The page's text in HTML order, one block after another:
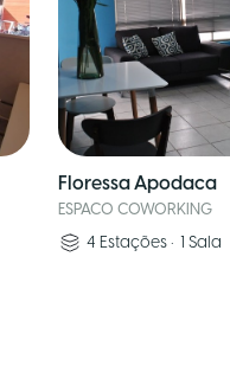
Floressa Apodaca
ESPACO COWORKING
4 Estações• 1 Sala